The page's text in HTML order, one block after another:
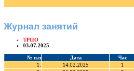
Журнал занятий
ТРПО
03.07.2025
№ п.п Дата Час
1.
14.02.2025 1